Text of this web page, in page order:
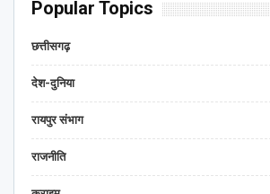
Popular Topics
छत्तीसगढ़
देश-दुनिया
रायपुर संभाग
राजनीति